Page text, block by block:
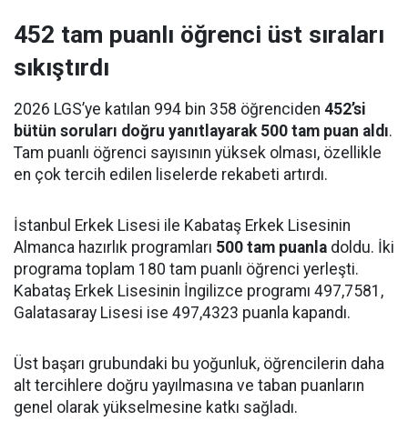
452 tam puanlı öğrenci üst sıraları
sıkıştırdı
2026 LGS’ye katılan 994 bin 358 öğrenciden 452’si
bütün soruları doğru yanıtlayarak 500 tam puan aldı.
Tam puanlı öğrenci sayısının yüksek olması, özellikle
en çok tercih edilen liselerde rekabeti artırdı.
İstanbul Erkek Lisesi ile Kabataş Erkek Lisesinin
Almanca hazırlık programları 500 tam puanla doldu. İki
programa toplam 180 tam puanlı öğrenci yerleşti.
Kabataş Erkek Lisesinin İngilizce programı 497,7581,
Galatasaray Lisesi ise 497,4323 puanla kapandı.
Üst başarı grubundaki bu yoğunluk, öğrencilerin daha
alt tercihlere doğru yayılmasına ve taban puanların
genel olarak yükselmesine katkı sağladı.